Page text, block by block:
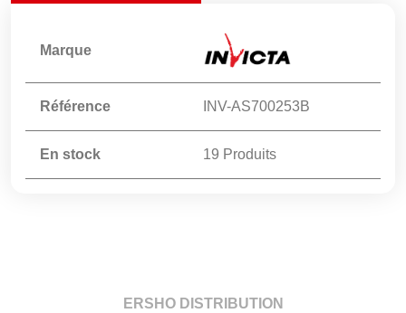
Marque
Référence INV-AS700253B
En stock 19 Produits
ERSHO DISTRIBUTION